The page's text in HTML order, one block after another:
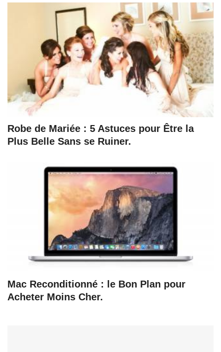
Robe de Mariée : 5 Astuces pour Être la
Plus Belle Sans se Ruiner.
Mac Reconditionné : le Bon Plan pour
Acheter Moins Cher.